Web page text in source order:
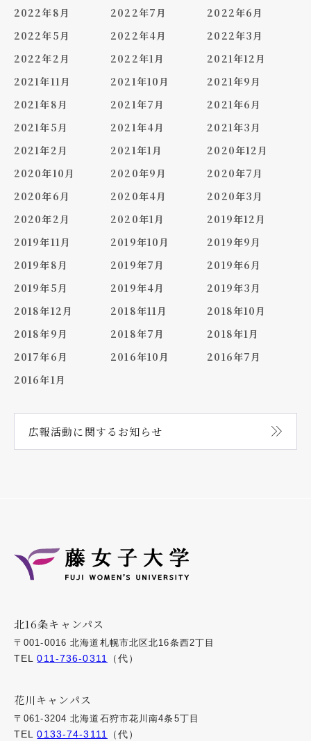
2022年8月
2022年7月
2022年6月
2022年5月
2022年4月
2022年3月
2022年2月
2022年1月
2021年12月
2021年11月
2021年10月
2021年9月
2021年8月
2021年7月
2021年6月
2021年5月
2021年4月
2021年3月
2021年2月
2021年1月
2020年12月
2020年10月
2020年9月
2020年7月
2020年6月
2020年4月
2020年3月
2020年2月
2020年1月
2019年12月
2019年11月
2019年10月
2019年9月
2019年8月
2019年7月
2019年6月
2019年5月
2019年4月
2019年3月
2018年12月
2018年11月
2018年10月
2018年9月
2018年7月
2018年1月
2017年6月
2016年10月
2016年7月
2016年1月
広報活動に関する お知らせ
北16条キャンパス
〒001-0016 北海道札幌市北区北16条西2丁目
TEL011-736-0311 （代）
花川キャンパス
〒061-3204 北海道石狩市花川南4条5丁目
TEL0133-74-3111 （代）